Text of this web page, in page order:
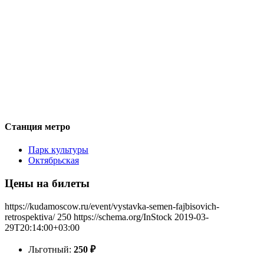
Станция метро
Парк культуры
Октябрьская
Цены на билеты
https://kudamoscow.ru/event/vystavka-semen-fajbisovich-
retrospektiva/ 250 https://schema.org/InStock 2019-03-
29T20:14:00+03:00
Льготный: 250 ₽